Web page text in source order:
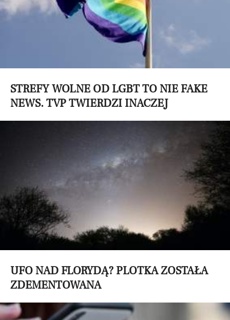
STREFY WOLNE OD LGBT TO NIE FAKE
NEWS. TVP TWIERDZI INACZEJ
UFO NAD FLORYDĄ? PLOTKA ZOSTAŁA
ZDEMENTOWANA